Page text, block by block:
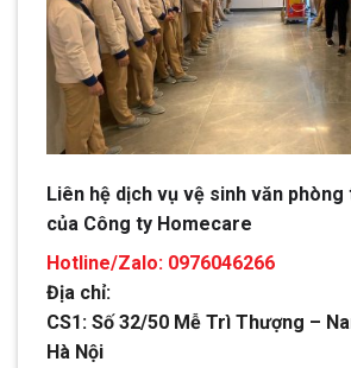
Liên hệ dịch vụ vệ sinh văn
của Công ty Homecare
Hotline/Zalo: 0976046266
Địa chỉ:
CS1: Số 32/50 Mễ Trì Thượng –
Hà Nội